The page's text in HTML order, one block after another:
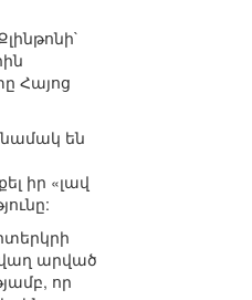
Հայոց
են
իր «լավ
վաղ արված
որ